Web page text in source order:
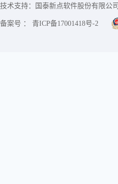
技术支持：国泰新点软件股份有限公司
备案号 ： 青ICP备17001418号-2